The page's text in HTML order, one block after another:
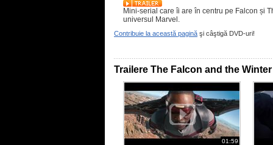
Mini-serial care îi are în centru pe Falcon și
universul Marvel.
Contribuie la această pagină şi câştigă DVD-uri!
Trailere The Falcon and the
01:59